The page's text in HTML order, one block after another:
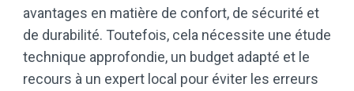
avantages en matière de confort, de sécurité et
de durabilité. Toutefois, cela nécessite une étude
technique approfondie, un budget adapté et le
recours à un expert local pour éviter les erreurs